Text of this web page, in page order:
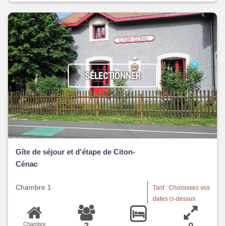
SÉLECTIONNER
Gîte de séjour et d'étape de Citon-
Cénac
Chambre 1
Tarif : Choisissez vos
dates ci-dessus
Chambre